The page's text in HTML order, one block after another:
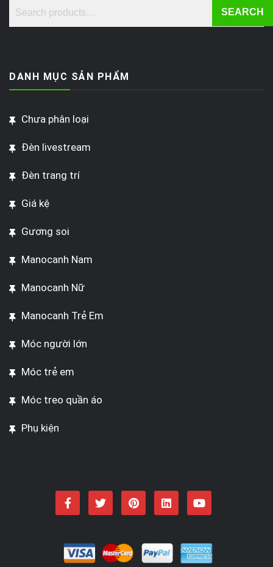
SEARCH
DANH MỤC SẢN PHẨM
Chưa phân loại
Đèn livestream
Đèn trang trí
Giá kệ
Gương soi
Manocanh Nam
Manocanh Nữ
Manocanh Trẻ Em
Móc người lớn
Móc trẻ em
Móc treo quần áo
Phụ kiện